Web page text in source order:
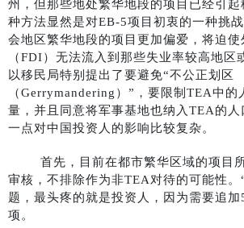
州，但那些地处繁华地段的项目已经引
种方法显然是对EB-5项目初衷的一种挑
会地区繁华地段的项目更加偏爱，将迫使
（FDI）无法流入到那些失业率较高地区
以移民局特别提出了要避免“不公正划区
（Gerrymandering）”，要限制TEA中的
量，并且同意将军事基地也纳入TEA的
一点对中国投资人的影响比较复杂。
首先，目前在都市繁华区域的项目
审核，不排除作为非TEA对待的可能性。
题，最头疼的就是投资人，因为需要追
项。